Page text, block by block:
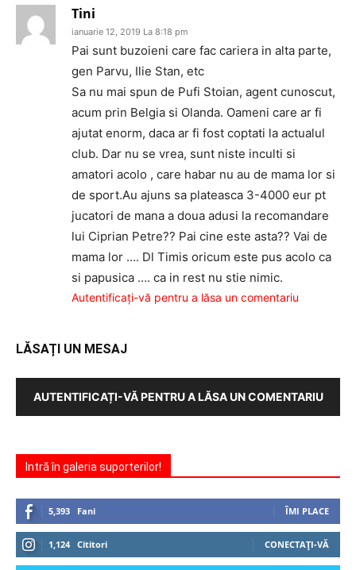
Tini
ianuarie 12, 2019 La 8:18 pm
Pai sunt buzoieni care fac cariera in alta parte,
gen Parvu, Ilie Stan, etc
Sa nu mai spun de Pufi Stoian, agent cunoscut,
acum prin Belgia si Olanda. Oameni care ar fi
ajutat enorm, daca ar fi fost coptati la actualul
club. Dar nu se vrea, sunt niste inculti si
amatori acolo , care habar nu au de mama lor si
de sport.Au ajuns sa plateasca 3-4000 eur pt
jucatori de mana a doua adusi la recomandare
lui Ciprian Petre?? Pai cine este asta?? Vai de
mama lor …. Dl Timis oricum este pus acolo ca
si papusica …. ca in rest nu stie nimic.
Autentificați-vă pentru a lăsa un comentariu
LĂSAȚI UN MESAJ
AUTENTIFICAȚI-VĂ PENTRU A LĂSA UN COMENTARIU
Intră în galeria suporterilor!
5,393 Fani ÎMI PLACE
1,124 Cititori CONECTAȚI-VĂ